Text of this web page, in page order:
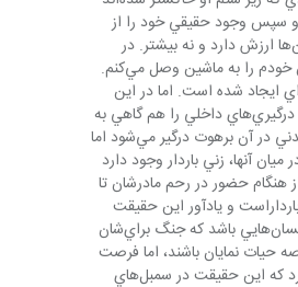
و سپس وجود حقيقي خود را از
طريق مبارزه بازيابند. دنيايي كه در آن خون انسان‌ها به اندازه قيمت سوخت ماشين‌ها ارزش دارد و نه بيشتر. در
اينجا سخن يكي از سربازان را به ياد بياوريم كه گفت براي حركت در آوردن ماشين خودم را به ماشين وصل مي‌كنم.
موفقيت در فرار از دست يورش بران اكنون مدتي از جنگ گذشته و وقفه‌اي ايجاد شده است. اما در اين
مدت هم تانكر آب به گونه‌اي نماد منابع پرآبي مثل رودخانه‌ها يا درياهايي است كه درگيري‌هاي داخلي را هم گاهي به
دنبال مي‌آورد. مكس ديوانه هم با كساني كه در يك جبهه بودند به خاطر آب آشاميدني در آن برهوت درگير مي‌شود اما
وضع موجود دوباره عليه دشمن مشترك يكي مي‌شوند. در ميان آنها، زني باردار وجود دارد
باردار قصد اشاره به انسان‌هايي دارد كه از هنگام حضور در رحم مادرشان تا
ماجرا هلاك شدن زن بارداراست و يادآور اين حقيقت
است كه جنگ سبب شده است تا زندگي در رحم مادر آغاز و پايان راه گروهي از انسان‌هايي باشد كه جنگ براي‌شان
همچنان در عرصه حيات نمايان باشند، اما فرصت
برخورداري از وجود تن و رواني سالم و حتي محيط زيست پايدار را از آنان مي‌گيرد كه اين حقيقت در سمبل‌هاي